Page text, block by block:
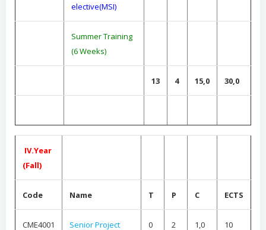
elective(MSI)
Summer Training
(6 Weeks)
13 4 15,0 30,0
IV.Year
(Fall)
Code Name T P C ECTS
CME4001 Senior Project 0 2 1,0 10